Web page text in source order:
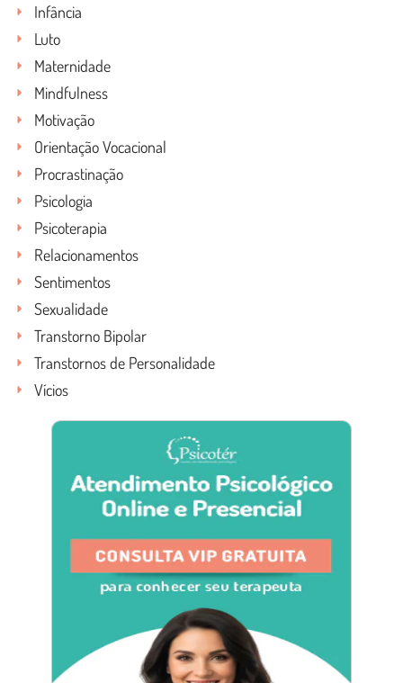
Infância
Luto
Maternidade
Mindfulness
Motivação
Orientação Vocacional
Procrastinação
Psicologia
Psicoterapia
Relacionamentos
Sentimentos
Sexualidade
Transtorno Bipolar
Transtornos de Personalidade
Vícios